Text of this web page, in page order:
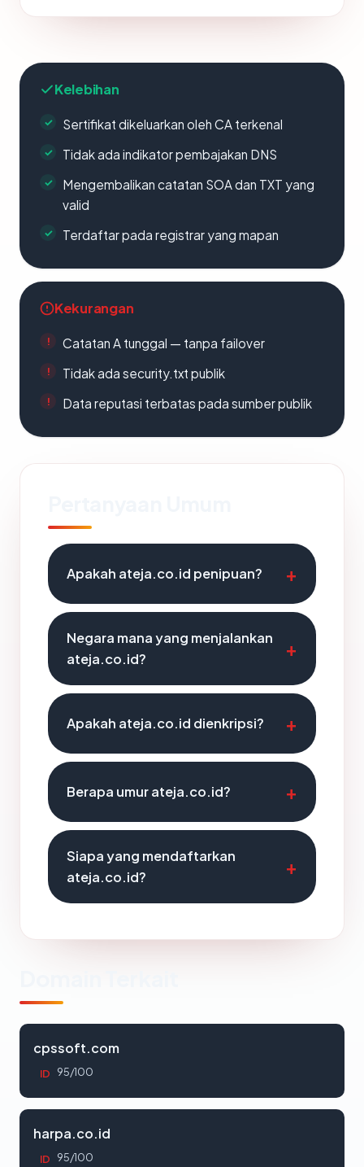
Kelebihan
Sertifikat dikeluarkan oleh CA terkenal
Tidak ada indikator pembajakan DNS
Mengembalikan catatan SOA dan TXT yang
valid
Terdaftar pada registrar yang mapan
Kekurangan
Catatan A tunggal — tanpa failover
Tidak ada security.txt publik
Data reputasi terbatas pada sumber publik
Apakah ateja.co.id penipuan?
Negara mana yang menjalankan
ateja.co.id?
Apakah ateja.co.id dienkripsi?
Berapa umur ateja.co.id?
Siapa yang mendaftarkan
ateja.co.id?
cpssoft.com
ID 95/100
harpa.co.id
ID 95/100